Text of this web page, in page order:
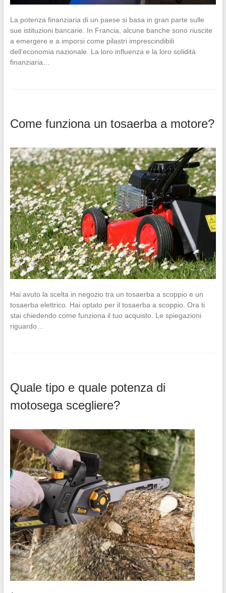
La potenza finanziaria di un paese si basa in gran parte sulle
sue istituzioni bancarie. In Francia, alcune banche sono riuscite
a emergere e a imporsi come pilastri imprescindibili
dell’economia nazionale. La loro influenza e la loro solidità
finanziaria…
Come funziona un tosaerba a motore?
Hai avuto la scelta in negozio tra un tosaerba a scoppio e un
tosaerba elettrico. Hai optato per il tosaerba a scoppio. Ora ti
stai chiedendo come funziona il tuo acquisto. Le spiegazioni
riguardo…
Quale tipo e quale potenza di
motosega scegliere?